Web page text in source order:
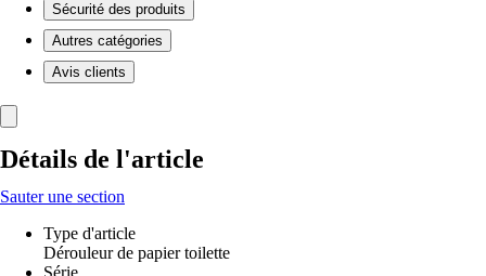
Sécurité des produits
Autres catégories
Avis clients
Détails de l'article
Sauter une section
Type d'article
Dérouleur de papier toilette
Série